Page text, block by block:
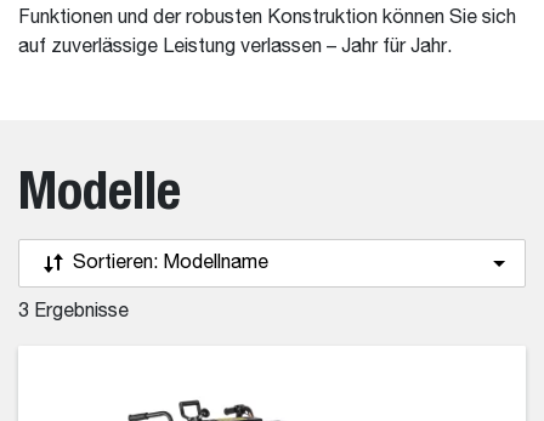
Funktionen und der robusten Konstruktion können Sie sich
auf zuverlässige Leistung verlassen – Jahr für Jahr.
Modelle
Sortieren: Modellname
3 Ergebnisse